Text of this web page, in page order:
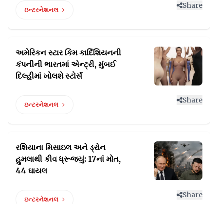
ઇન્ટરનેશનલ
Share
અમેરિકન સ્ટાર કિમ કાર્દિશિયનની
કંપનીની ભારતમાં એન્ટ્રી, મુંબઈ
દિલ્હીમાં ખોલશે સ્ટોર્સ
ઇન્ટરનેશનલ
Share
રશિયાના મિસાઇલ અને ડ્રોન
હુમલાથી કીવ ધ્રૂજ્યું: 17નાં મોત,
44 ઘાયલ
ઇન્ટરનેશનલ
Share